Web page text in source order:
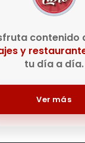
contenido
y
tu día a día.
Ver más